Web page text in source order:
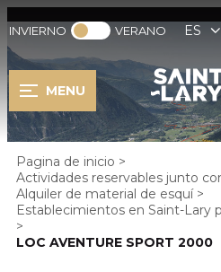
INVIERNO VERANO ES
MENU
Pagina de inicio >
Actividades reservables junto
Alquiler de material de esquí >
Establecimientos en Saint-Lary
>
LOC AVENTURE SPORT 2000